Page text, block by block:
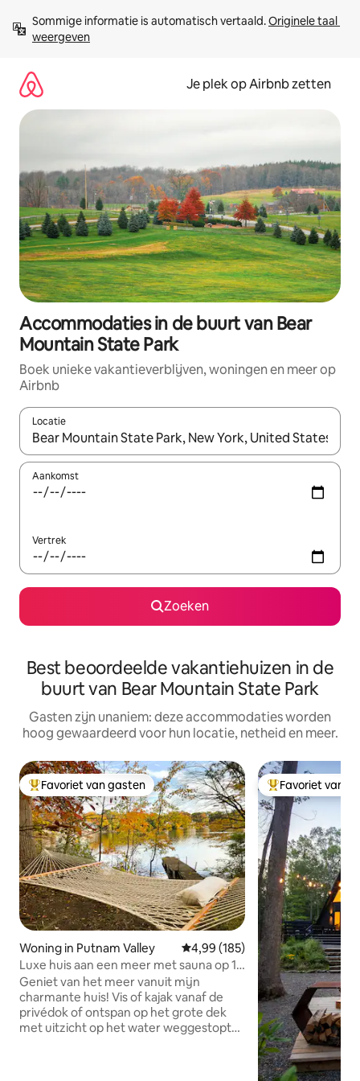
direct
naar
Sommige informatie is automatisch vertaald. Originele taal
weergeven
Je plek op Airbnb zetten
Accommodaties in de buurt van Bear
Mountain State Park
Boek unieke vakantieverblijven, woningen en meer op
Airbnb
Locatie
Wanneer er resultaten beschikbaar zijn, maak je een keuze
Aankomst
Vertrek
Zoeken
Best beoordeelde vakantiehuizen in de
buurt van Bear Mountain State Park
Gasten zijn unaniem: deze accommodaties worden
hoog gewaardeerd voor hun locatie, netheid en meer.
Topfavoriet van gasten
Favoriet van gasten
Woning in Putnam Valley Gemiddelde beoordeling van
4,99 (185)
Luxe huis aan een meer met sauna op 1
uur van NYC
Geniet van het meer vanuit mijn
charmante huis! Vis of kajak vanaf de
privédok of ontspan op het grote dek
met uitzicht op het water weggestopt
Topfavoriet van
Favoriet van